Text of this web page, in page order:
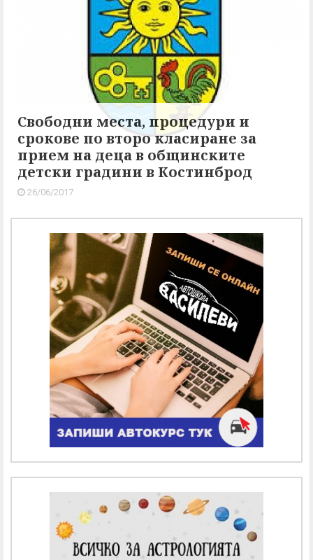
Свободни места, процедури и
срокове по второ класиране за
прием на деца в общинските
детски градини в Костинброд
26/06/2017